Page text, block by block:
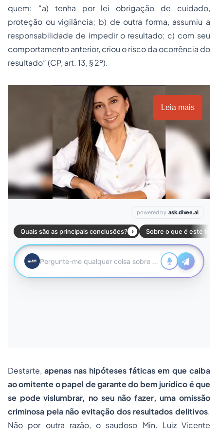
quem: “a) tenha por lei obrigação de cuidado,
proteção ou vigilância; b) de outra forma, assumiu a
responsabilidade de impedir o resultado; c) com seu
comportamento anterior, criou o risco da ocorrência do
resultado” (CP, art. 13, § 2º).
Leia mais
Destarte, apenas nas hipóteses fáticas em que caiba
ao omitente o papel de garante do bem jurídico é que
se pode vislumbrar, no seu não fazer, uma omissão
criminosa pela não evitação dos resultados delitivos.
Não por outra razão, o saudoso Min. Luiz Vicente